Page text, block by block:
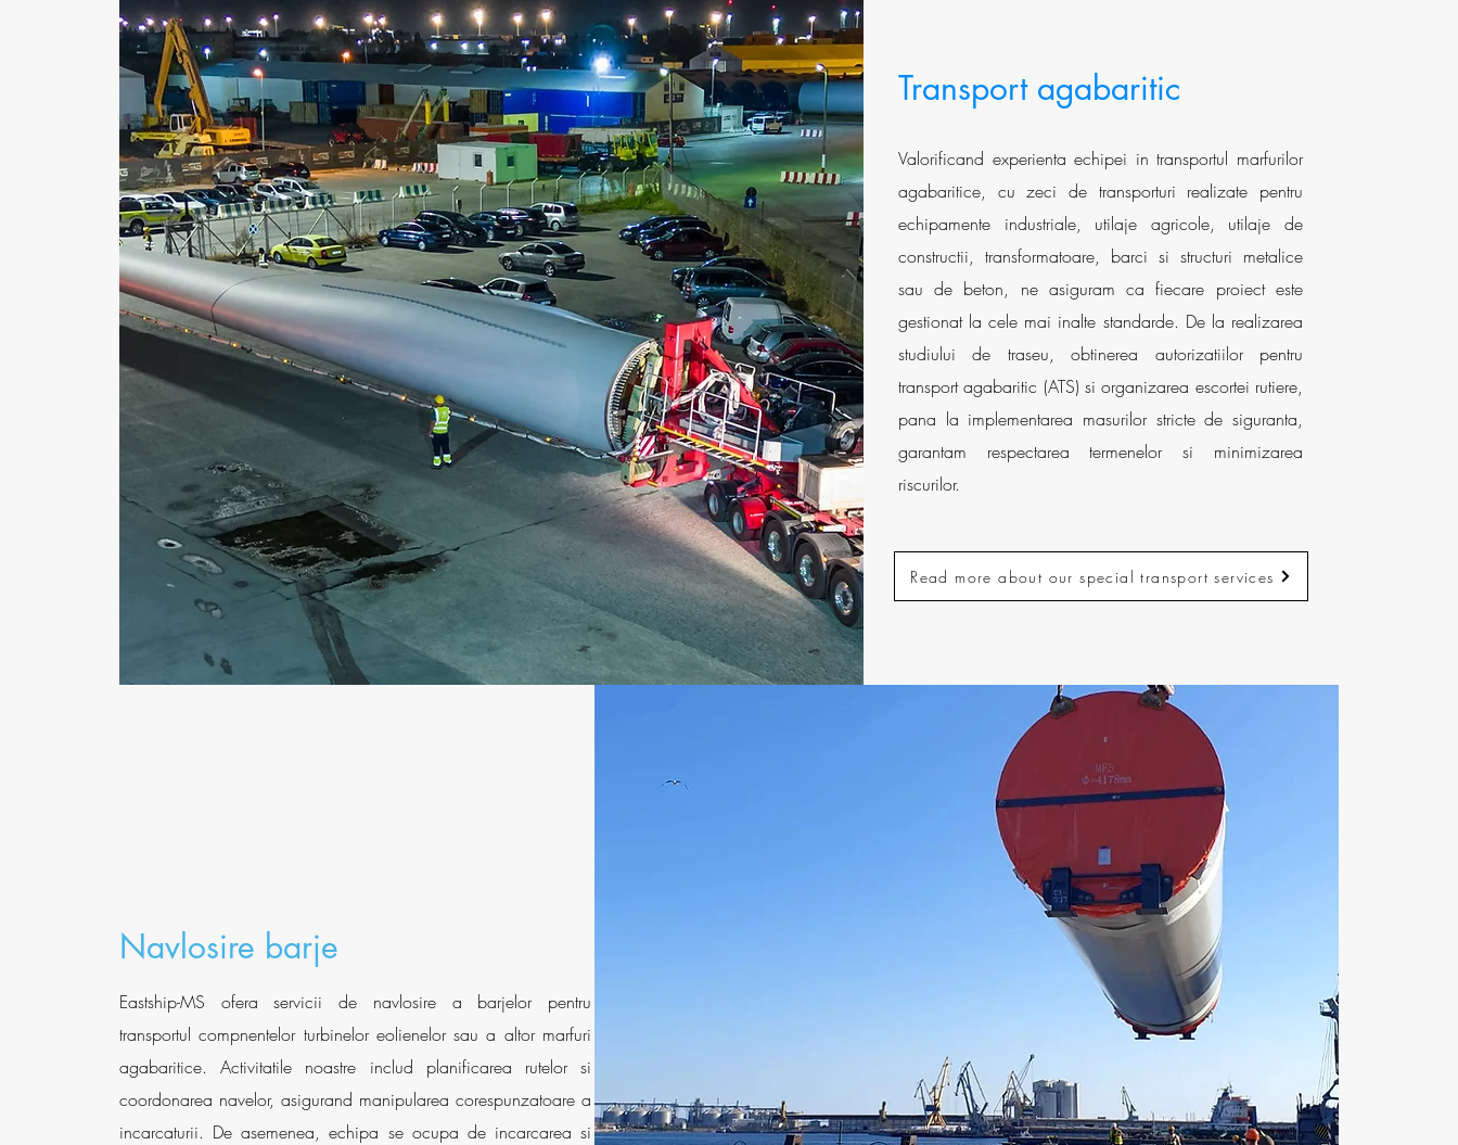
Transport agabaritic
Valorificand experienta echipei in transportul marfurilor
agabaritice, cu zeci de transporturi realizate pentru
echipamente industriale, utilaje agricole, utilaje de
constructii, transformatoare, barci si structuri metalice
sau de beton, ne asiguram ca fiecare proiect este
gestionat la cele mai inalte standarde. De la realizarea
studiului de traseu, obtinerea autorizatiilor pentru
transport agabaritic (ATS) si organizarea escortei rutiere,
pana la implementarea masurilor stricte de siguranta,
garantam respectarea termenelor si minimizarea
riscurilor.
Read more about our special transport services
Navlosire barje
Eastship-MS ofera servicii de navlosire a barjelor pentru
transportul compnentelor turbinelor eolienelor sau a altor marfuri
agabaritice. Activitatile noastre includ planificarea rutelor si
coordonarea navelor, asigurand manipularea corespunzatoare a
incarcaturii. De asemenea, echipa se ocupa de incarcarea si